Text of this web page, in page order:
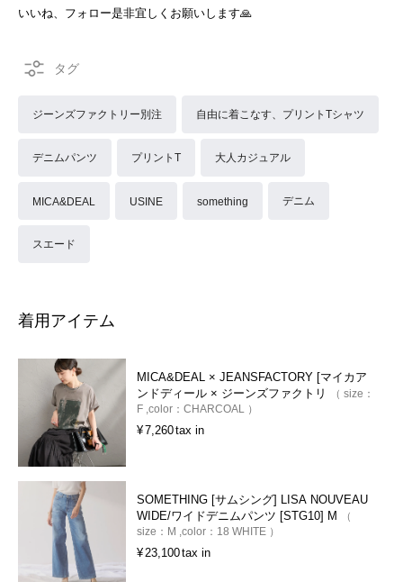
いいね、フォロー是非宜しくお願いします🙏
ジーンズファクトリー別注 自由に着こなす、プリントTシャツ
デニムパンツ プリントT 大人カジュアル
MICA&DEAL USINE something デニム
スエード
着用アイテム
MICA&DEAL × JEANSFACTORY [マイカア
ンドディール × ジーンズファクトリ
size：
F color： CHARCOAL
¥7,260tax in
SOMETHING [サムシング] LISA NOUVEAU
WIDE/ワイドデニムパンツ [STG10] M
size： M color： 18 WHITE
¥23,100tax in